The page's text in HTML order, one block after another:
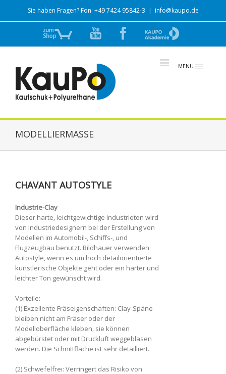
Sie haben Fragen? Fon: +49 7424 95842-3 | info@kaupo.de
Zum
Shop
YouTube Facebook
zur
Akademie
MENU
MODELLIERMASSE
CHAVANT AUTOSTYLE
Industrie-Clay
Dieser harte, leichtgewichtige Industrieton wird
von Industriedesignern bei der Erstellung von
Modellen im Automobil-, Schiffs-, und
Flugzeugbau benutzt. Bildhauer verwenden
Autostyle, wenn es um hoch detailorientierte
künstlerische Objekte geht oder ein harter und
leichter Ton gewünscht wird.
Vorteile:
(1) Exzellente Fräseigenschaften: Clay-Späne
bleiben nicht am Fräser oder der
Modelloberfläche kleben, sie können
abgebürstet oder mit Druckluft weggeblasen
werden. Die Schnittfläche ist sehr detailliert.
(2) Schwefelfrei: Verringert das Risiko von